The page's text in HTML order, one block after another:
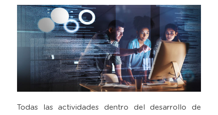
Todas las actividades dentro del desarrollo de